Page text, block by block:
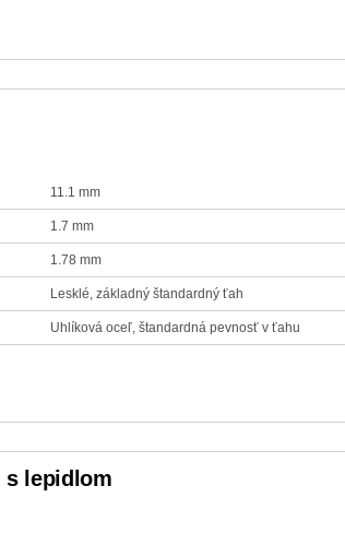
11.1 mm
1.7 mm
1.78 mm
Lesklé, základný štandardný ťah
Uhlíková oceľ, štandardná pevnosť v ťahu
s lepidlom